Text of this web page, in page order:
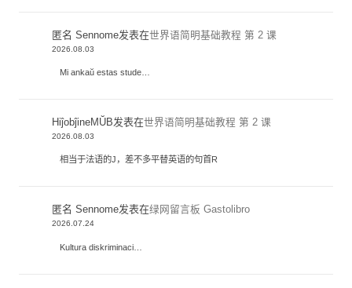
匿名 Sennome发表在世界语简明基础教程 第 2 课
2026.08.03
Mi ankaŭ estas stude…
HiĵobĵineMŬB发表在世界语简明基础教程 第 2 课
2026.08.03
相当于法语的J，差不多平替英语的句首R
匿名 Sennome发表在绿网留言板 Gastolibro
2026.07.24
Kultura diskriminaci…